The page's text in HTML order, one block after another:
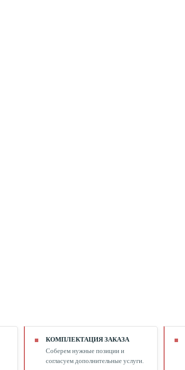
КОМПЛЕКТАЦИЯ ЗАКАЗА
Соберем нужные позиции и
согласуем дополнительные услуги.